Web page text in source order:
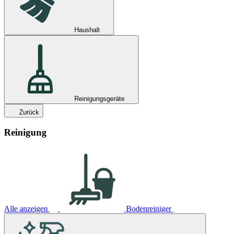
Haushalt
Reinigungsgeräte
Zurück
Reinigung
Alle anzeigen Bodenreiniger